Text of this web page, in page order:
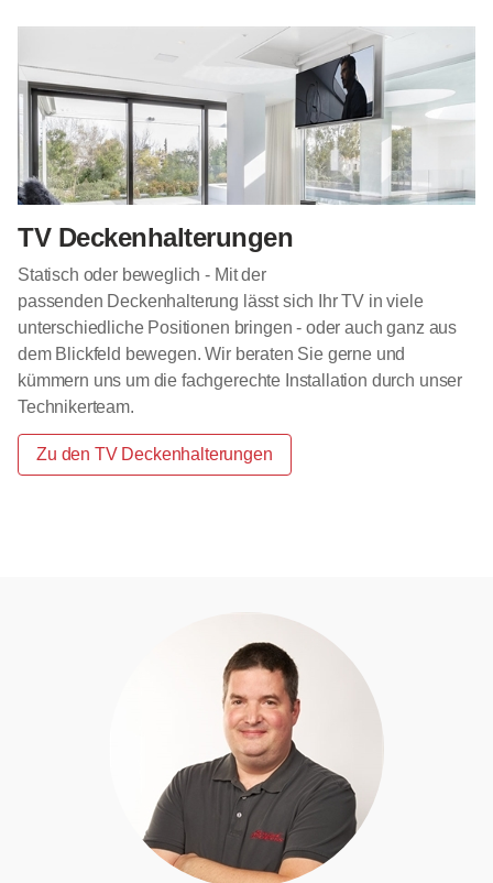
TV Deckenhalterungen
Statisch oder beweglich - Mit der
passenden Deckenhalterung lässt sich Ihr TV in viele
unterschiedliche Positionen bringen - oder auch ganz aus
dem Blickfeld bewegen. Wir beraten Sie gerne und
kümmern uns um die fachgerechte Installation durch unser
Technikerteam.
Zu den TV Deckenhalterungen